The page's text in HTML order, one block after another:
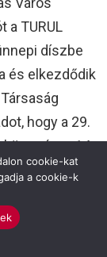
a TURUL
díszbe
és elkezdődik
hogy a 29.
közepén – 14
tölti meg
hogy
cookie-kat
a cookie-k